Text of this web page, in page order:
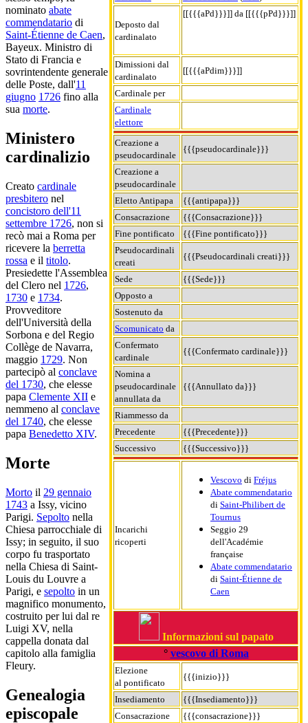
Deposto dal
cardinalato
[[{{{aPd}}}]] da [[{{{pPd}}}]]
Dimissioni dal
cardinalato
[[{{{aPdim}}}]]
Cardinale per
Cardinale
elettore
Creazione a
pseudocardinale
{{{pseudocardinale}}}
Creazione a
pseudocardinale
Eletto Antipapa
{{{antipapa}}}
Consacrazione
{{{Consacrazione}}}
Fine pontificato
{{{Fine pontificato}}}
Pseudocardinali
creati
{{{Pseudocardinali creati}}}
Sede
{{{Sede}}}
Opposto a
Sostenuto da
Scomunicato da
Confermato
cardinale
{{{Confermato cardinale}}}
Nomina a
pseudocardinale
annullata da
{{{Annullato da}}}
Riammesso da
Precedente
{{{Precedente}}}
Successivo
{{{Successivo}}}
Incarichi
ricoperti
Vescovo di Fréjus
Abate commendatario
di Saint-Philibert de
Tournus
Seggio 29
dell'Académie
française
Abate commendatario
di Saint-Étienne de
Caen
Informazioni sul papato
° vescovo di Roma
Elezione
al pontificato
{{{inizio}}}
Insediamento
{{{Insediamento}}}
Consacrazione
{{{consacrazione}}}
nominato abate
commendatario di
Saint-Étienne de Caen,
Bayeux. Ministro di
Stato di Francia e
sovrintendente generale
delle Poste, dall'11
giugno 1726 fino alla
sua morte.
Ministero
cardinalizio
Creato cardinale
presbitero nel
concistoro dell'11
settembre 1726, non si
recò mai a Roma per
ricevere la berretta
rossa e il titolo.
Presiedette l'Assemblea
del Clero nel 1726,
1730 e 1734.
Provveditore
dell'Università della
Sorbona e del Regio
Collège de Navarra,
maggio 1729. Non
partecipò al conclave
del 1730, che elesse
papa Clemente XII e
nemmeno al conclave
del 1740, che elesse
papa Benedetto XIV.
Morte
Morto il 29 gennaio
1743 a Issy, vicino
Parigi. Sepolto nella
Chiesa parrocchiale di
Issy; in seguito, il suo
corpo fu trasportato
nella Chiesa di Saint-
Louis du Louvre a
Parigi, e sepolto in un
magnifico monumento,
costruito per lui dal re
Luigi XV, nella
cappella donata dal
capitolo alla famiglia
Fleury.
Genealogia
episcopale